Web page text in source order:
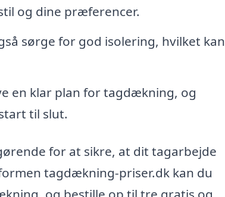
og dine præferencer.
sørge for god isolering, hvilket kan
en klar plan for tagdækning, og
til slut.
for at sikre, at dit tagarbejde
tagdækning-priser.dk kan du